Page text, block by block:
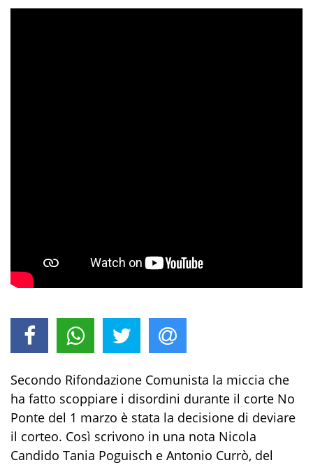
Secondo Rifondazione Comunista la miccia che
ha fatto scoppiare i disordini durante il corte No
Ponte del 1 marzo è stata la decisione di deviare
il corteo. Così scrivono in una nota Nicola
Candido Tania Poguisch e Antonio Currò, del